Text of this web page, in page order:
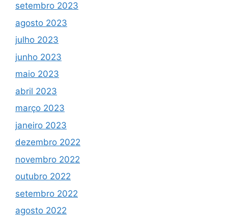
setembro 2023
agosto 2023
julho 2023
junho 2023
maio 2023
abril 2023
março 2023
janeiro 2023
dezembro 2022
novembro 2022
outubro 2022
setembro 2022
agosto 2022